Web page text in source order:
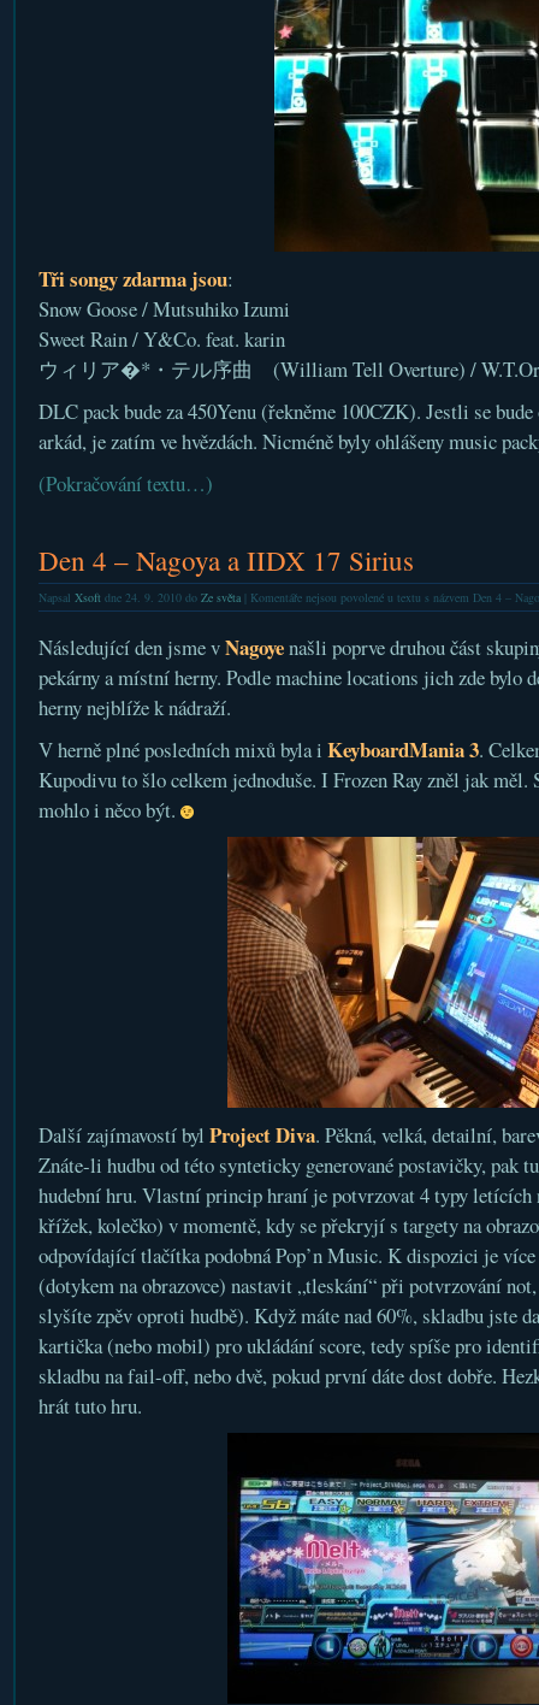
Tři songy zdarma jsou:
Snow Goose / Mutsuhiko Izumi
Sweet Rain / Y&Co. feat. karin
ウィリア�*・テル序曲 (William Tell Overture) /
DLC pack bude za 450Yenu (řekněme 100CZK). Jestli se bude
arkád, je zatím ve hvězdách. Nicméně byly ohlášeny music
(Pokračování textu…)
Den 4 – Nagoya a IIDX 17 Sirius
Napsal Xsoftdne 24. 9. 2010 do Ze světa| Komentáře nejsou povolenéu textu s názvem Den 4 –
Následující den jsme vNagoyenašli poprve druhou část
pekárny a místní herny. Podle machine locations jich zde bylo
herny nejblíže k nádraží.
V herně plné posledních mixů byla i KeyboardMania 3.
Kupodivu to šlo celkem jednoduše. I Frozen Ray zněl jak měl.
mohlo i něco být.
Další zajímavostí byl Project Diva. Pěkná, velká, detailní,
Znáte-li hudbu od této synteticky generované postavičky, pak
hudební hru. Vlastní princip hraní je potvrzovat 4 typy
křížek, kolečko) v momentě, kdy se překryjí s targety na
odpovídající tlačítka podobná Pop’n Music. K dispozici je
(dotykem na obrazovce) nastavit „tleskání“ při potvrzování
slyšíte zpěv oproti hudbě). Když máte nad 60%, skladbu jste
kartička (nebo mobil) pro ukládání score, tedy spíše pro
skladbu na fail-off, nebo dvě, pokud první dáte dost dobře.
hrát tuto hru.